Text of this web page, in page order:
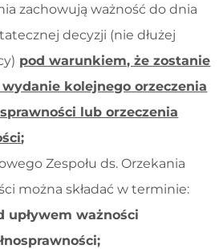
zachowują ważność do dnia
decyzji (nie dłużej
pod warunkiem, że zostanie
wydanie kolejnego orzeczenia
lub orzeczenia
;
Zespołu ds. Orzekania
można składać w terminie:
upływem ważności